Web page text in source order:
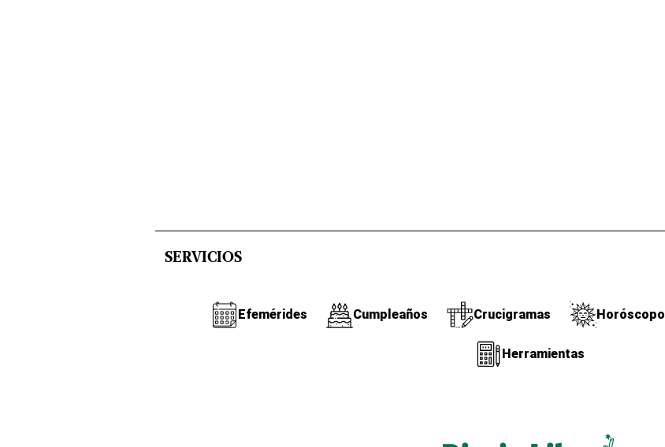
SERVICIOS
Efemérides Cumpleaños Crucigramas Horóscopo
Herramientas